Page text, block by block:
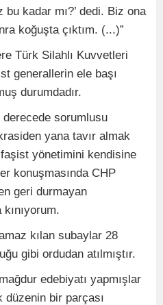
kadar mı?’ dedi. Biz ona
koğuşta çıktım. (...)”
Türk Silahlı Kuvvetleri
generallerin ele başı
durumdadır.
sorumlusu
yana tavır almak
yönetimini kendisine
konuşmasında CHP
geri durmayan
kılan subaylar 28
gibi ordudan atılmıştır.
edebiyatı yapmışlar
bir parçası